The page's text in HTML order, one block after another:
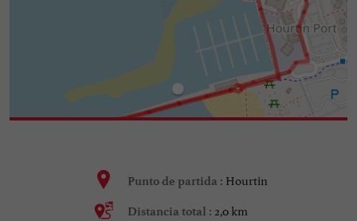
Punto de partida : Hourtin
Distancia total : 2,0 km